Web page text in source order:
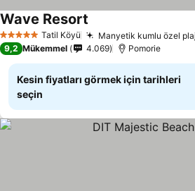
5 Yıldız Tatil Köyü Manyetik kumlu özel plaj
Wave Resort
9,2 Mükemmel 4.069 Pomorie
Kesin fiyatları görmek için tarihleri
seçin